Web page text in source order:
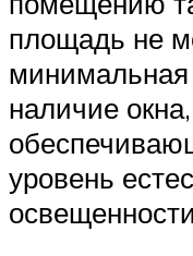
площадь не
наличие
уровень